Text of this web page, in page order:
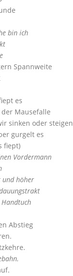
bin ich
Spannweite
es
Mausefalle
sinken oder steigen
gurgelt es
fiept)
Vordermann
und höher
Handtuch
Abstieg